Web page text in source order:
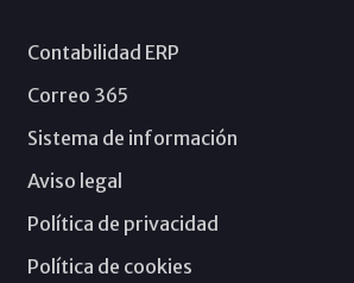
Contabilidad ERP
Correo 365
Sistema de información
Aviso legal
Política de privacidad
Política de cookies